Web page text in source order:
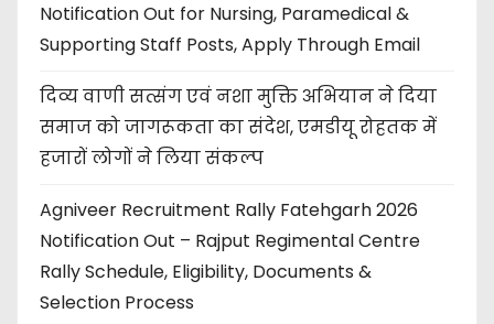
Notification Out for Nursing, Paramedical &
Supporting Staff Posts, Apply Through Email
दिव्य वाणी सत्संग एवं नशा मुक्ति अभियान ने दिया
समाज को जागरूकता का संदेश, एमडीयू रोहतक में
हजारों लोगों ने लिया संकल्प
Agniveer Recruitment Rally Fatehgarh 2026
Notification Out – Rajput Regimental Centre
Rally Schedule, Eligibility, Documents &
Selection Process